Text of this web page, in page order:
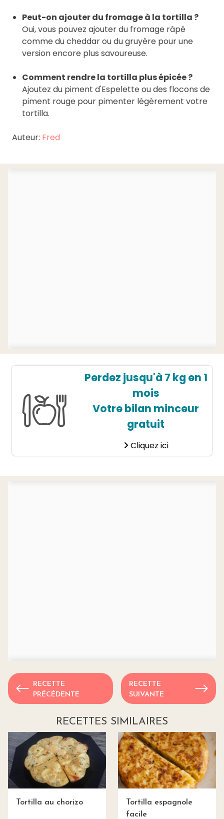
Peut-on ajouter du fromage à la tortilla ?
Oui, vous pouvez ajouter du fromage râpé
comme du cheddar ou du gruyère pour une
version encore plus savoureuse.
Comment rendre la tortilla plus épicée ?
Ajoutez du piment d'Espelette ou des flocons de
piment rouge pour pimenter légèrement votre
tortilla.
Auteur: Fred
Perdez jusqu'à 7 kg en 1
mois
Votre bilan minceur
gratuit
Cliquez ici
RECETTE
PRÉCÉDENTE
RECETTE
SUIVANTE
RECETTES SIMILAIRES
Tortilla au chorizo
Tortilla espagnole
facile